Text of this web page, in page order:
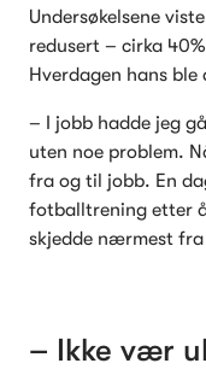
Undersøkelsene
redusert – cirka
Hverdagen hans ble
– I jobb hadde jeg
uten noe problem.
fra og til jobb. En
fotballtrening etter
skjedde nærmest
– Ikke vær